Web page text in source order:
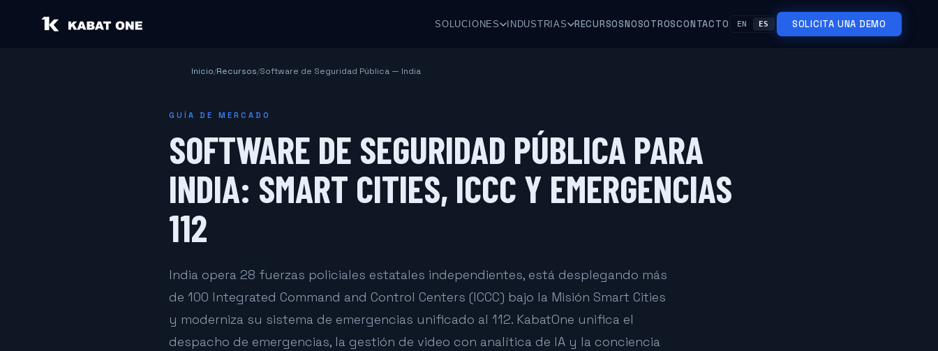
SOLUCIONES INDUSTRIAS RECURSOSNOSOTROSCONTACTO EN ES SOLICITA UNA DEMO
Inicio/Recursos/Software de Seguridad Pública — India
GUÍA DE MERCADO
SOFTWARE DE SEGURIDAD PÚBLICA PARA
INDIA: SMART CITIES, ICCC Y EMERGENCIAS
112
India opera 28 fuerzas policiales estatales independientes, está desplegando más
de 100 Integrated Command and Control Centers (ICCC) bajo la Misión Smart Cities
y moderniza su sistema de emergencias unificado al 112. KabatOne unifica el
despacho de emergencias, la gestión de video con analítica de IA y la conciencia